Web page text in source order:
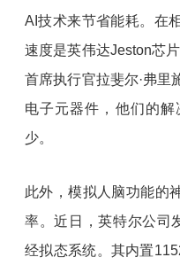
AI技术来节省能耗。在
速度是英伟达Jeston芯
首席执行官拉斐尔·弗里
电子元器件，他们的
少。
此外，模拟人脑功能的
率。近日，英特尔公司
经拟态系统。其内置